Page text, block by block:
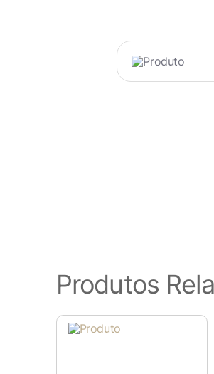
Produtos
Visão